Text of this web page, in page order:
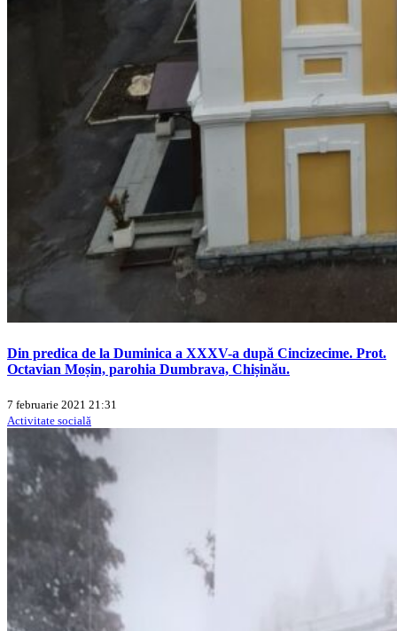
Din predica de la Duminica a XXXV-a după Cincizecime. Prot.
Octavian Moșin, parohia Dumbrava, Chișinău.
7 februarie 2021 21:31
Activitate socială